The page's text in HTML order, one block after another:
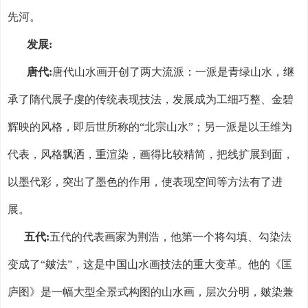
先河。
发展:
唐代:唐代山水画开创了两大流派：一派是青绿山水，继
承了隋代展子虔的传统表现技法，发展成为工细巧整、金碧
辉映的风格，即后世所称的“北宗山水”；另一派是以王维为
代表，风格飘洒，重渲染，画得比较精简，把线扩展到面，
以墨代彩，突出了墨色的作用，使表现空间等方法有了进
展。
五代:五代的代表画家为荆浩，他第一个将勾填、勾染法
变成了“皴法”，这是中国山水画技法的重大变革。他的《匡
庐图》是一幅大型全景式构图的山水画，层次分明，皴染兼